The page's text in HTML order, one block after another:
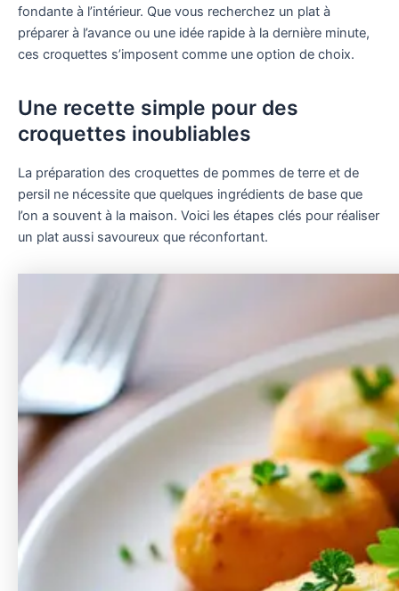
fondante à l’intérieur. Que vous recherchez un plat à
préparer à l’avance ou une idée rapide à la dernière minute,
ces croquettes s’imposent comme une option de choix.
Une recette simple pour des
croquettes inoubliables
La préparation des croquettes de pommes de terre et de
persil ne nécessite que quelques ingrédients de base que
l’on a souvent à la maison. Voici les étapes clés pour réaliser
un plat aussi savoureux que réconfortant.